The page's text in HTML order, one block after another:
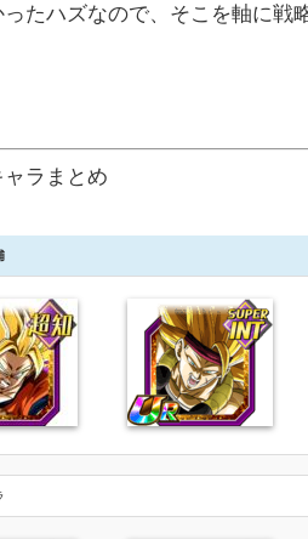
ったハズなので、そこを軸に戦
ラまとめ